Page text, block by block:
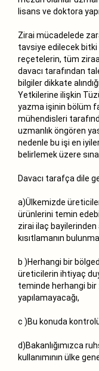
lisans ve doktora
Zirai mücadelede
tavsiye edilecek bitki
reçetelerin, tüm
davacı tarafından
bilgiler dikkate
Yetkilerine ilişkin
yazma işinin bölüm
mühendisleri
uzmanlık öngören
nedenle bu işi en
belirlemek üzere
Davacı tarafça dile
a)Ülkemizde
ürünlerini temin
zirai ilaç bayilerinden
kısıtlamanın
b )Herhangi bir
üreticilerin ihtiyaç
teminde herhangi bir
yapılamayacağı,
c )Bu konuda
d)Bakanlığımızca
kullanımının ülke